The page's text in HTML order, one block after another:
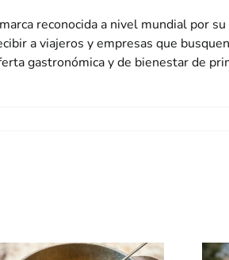
reconocida a nivel mundial por
a viajeros y empresas que
gastronómica y de bienestar de